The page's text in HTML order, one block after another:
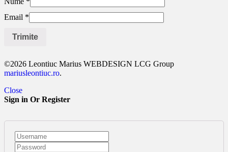
Email *
©2026 Leontiuc Marius WEBDESIGN LCG Group
mariusleontiuc.ro.
Close
Sign in Or Register